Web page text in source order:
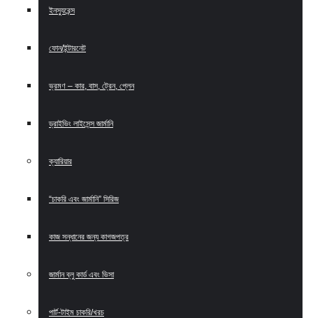
ইনস্যুরেন্স
ফোন/ইন্টারনেট
ভ্রমণ – কার, বাস, ট্রেন, প্লেন
ড্রাইভিং লাইসেন্স জার্মানি
ক্যারিয়ার
“চাকরি এবং জার্মানি” সিরিজ
কাজ সন্ধানের জন্য কাগজপত্র
জার্মান ব্লু কার্ড এবং ভিসা
পার্ট-টাইম চাকরি/খরচ